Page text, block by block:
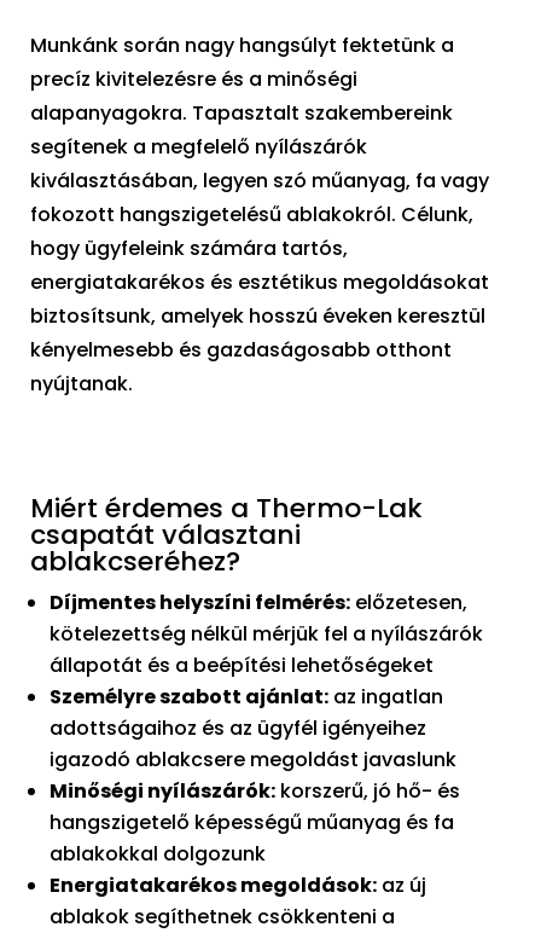
Munkánk során nagy hangsúlyt fektetünk a
precíz kivitelezésre és a minőségi
alapanyagokra. Tapasztalt szakembereink
segítenek a megfelelő nyílászárók
kiválasztásában, legyen szó műanyag, fa vagy
fokozott hangszigetelésű ablakokról. Célunk,
hogy ügyfeleink számára tartós,
energiatakarékos és esztétikus megoldásokat
biztosítsunk, amelyek hosszú éveken keresztül
kényelmesebb és gazdaságosabb otthont
nyújtanak.
Miért érdemes a Thermo-Lak
csapatát választani
ablakcseréhez?
Díjmentes helyszíni felmérés: előzetesen,
kötelezettség nélkül mérjük fel a nyílászárók
állapotát és a beépítési lehetőségeket
Személyre szabott ajánlat: az ingatlan
adottságaihoz és az ügyfél igényeihez
igazodó ablakcsere megoldást javaslunk
Minőségi nyílászárók: korszerű, jó hő- és
hangszigetelő képességű műanyag és fa
ablakokkal dolgozunk
Energiatakarékos megoldások: az új
ablakok segíthetnek csökkenteni a